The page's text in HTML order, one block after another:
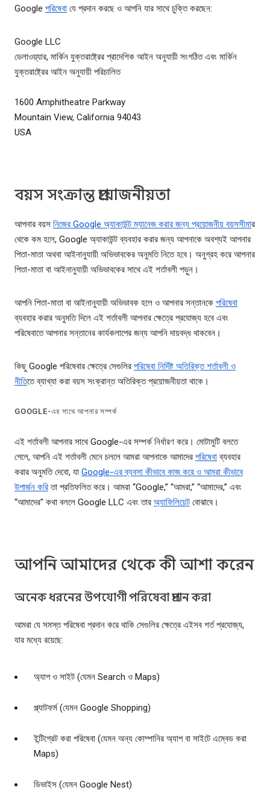
Google পরিষেবা যে প্রদান করছে ও আপনি যার সাথে চুক্তি করছেন:
Google LLC
ডেলাওয়্যার, মার্কিন যুক্তরাষ্ট্রের প্রাদেশিক আইন অনুযায়ী সংগঠিত এবং মার্কিন
যুক্তরাষ্ট্রের আইন অনুযায়ী পরিচালিত
1600 Amphitheatre Parkway
Mountain View, California 94043
USA
বয়স সংক্রান্ত প্রয়োজনীয়তা
আপনার বয়স নিজের Google অ্যাকাউন্ট ম্যানেজ করার জন্য প্রয়োজনীয় বয়সসীমার
থেকে কম হলে, Google অ্যাকাউন্ট ব্যবহার করার জন্য আপনাকে অবশ্যই আপনার
পিতা-মাতা অথবা আইনানুযায়ী অভিভাবকের অনুমতি নিতে হবে। অনুগ্রহ করে আপনার
পিতা-মাতা বা আইনানুযায়ী অভিভাবকের সাথে এই শর্তাবলী পড়ুন।
আপনি পিতা-মাতা বা আইনানুযায়ী অভিভাবক হলে ও আপনার সন্তানকে পরিষেবা
ব্যবহার করার অনুমতি দিলে এই শর্তাবলী আপনার ক্ষেত্রে প্রযোজ্য হবে এবং
পরিষেবাতে আপনার সন্তানের কার্যকলাপের জন্য আপনি দায়বদ্ধ থাকবেন।
কিছু Google পরিষেবার ক্ষেত্রে সেগুলির পরিষেবা নির্দিষ্ট অতিরিক্ত শর্তাবলী ও
নীতিতে ব্যাখ্যা করা বয়স সংক্রান্ত অতিরিক্ত প্রয়োজনীয়তা থাকে।
GOOGLE-এর সাথে আপনার সম্পর্ক
এই শর্তাবলী আপনার সাথে Google-এর সম্পর্ক নির্ধারণ করে। মোটামুটি বলতে
গেলে, আপনি এই শর্তাবলী মেনে চললে আমরা আপনাকে আমাদের পরিষেবাব্যবহার
করার অনুমতি দেবো, যা Google-এর ব্যবসা কীভাবে কাজ করে ও আমরা কীভাবে
উপার্জন করিতা প্রতিফলিত করে। আমরা “Google,” “আমরা,” “আমাদের,” এবং
“আমাদের" কথা বললে Google LLC এবং তার অ্যাফিলিয়েট বোঝাবে।
আপনি আমাদের থেকে কী আশা করেন
অনেক ধরনের উপযোগী পরিষেবা প্রদান করা
আমরা যে সমস্ত পরিষেবা প্রদান করে থাকি সেগুলির ক্ষেত্রে এইসব শর্ত প্রযোজ্য,
যার মধ্যে রয়েছে:
অ্যাপ ও সাইট (যেমন Search ও Maps)
প্ল্যাটফর্ম (যেমন Google Shopping)
ইন্টিগ্রেট করা পরিষেবা (যেমন অন্য কোম্পানির অ্যাপ বা সাইটে এম্বেড করা
Maps)
ডিভাইস (যেমন Google Nest)